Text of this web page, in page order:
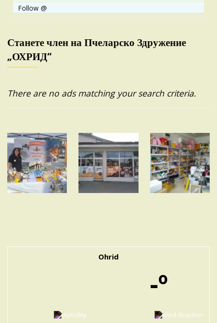
Follow @
Станете член на Пчеларско Здружение
„ОХРИД“
There are no ads matching your search criteria.
Ohrid
-º
-
-